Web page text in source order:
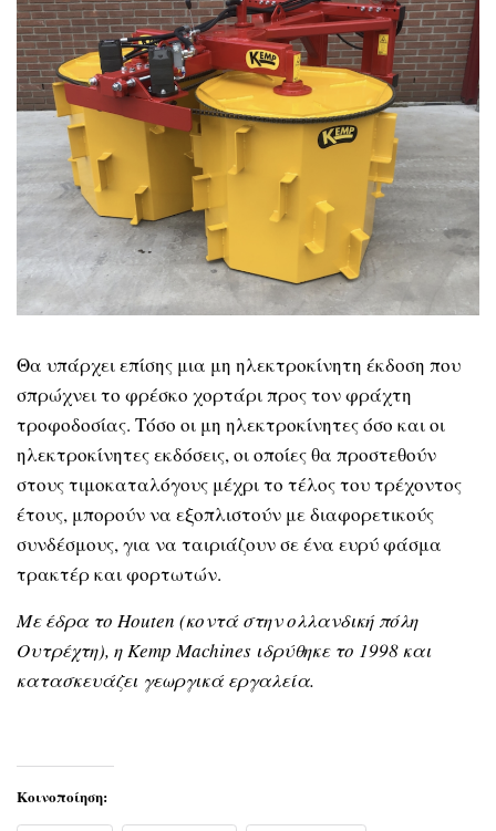
Θα υπάρχει επίσης μια μη ηλεκτροκίνητη έκδοση που
σπρώχνει το φρέσκο χορτάρι προς τον φράχτη
τροφοδοσίας. Τόσο οι μη ηλεκτροκίνητες όσο και οι
ηλεκτροκίνητες εκδόσεις, οι οποίες θα προστεθούν
στους τιμοκαταλόγους μέχρι το τέλος του τρέχοντος
έτους, μπορούν να εξοπλιστούν με διαφορετικούς
συνδέσμους, για να ταιριάζουν σε ένα ευρύ φάσμα
τρακτέρ και φορτωτών.
Με έδρα το Houten (κοντά στην ολλανδική πόλη
Ουτρέχτη), η Kemp Machines ιδρύθηκε το 1998 και
κατασκευάζει γεωργικά εργαλεία.
Κοινοποίηση: